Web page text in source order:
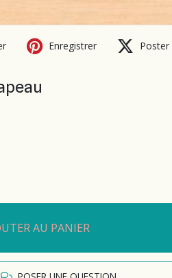
Enregistrer Poster
AU PANIER